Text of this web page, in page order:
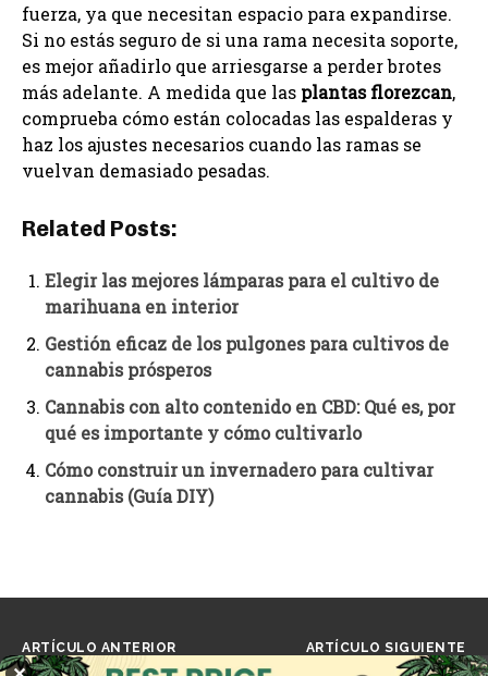
fuerza, ya que necesitan espacio para expandirse.
Si no estás seguro de si una rama necesita soporte,
es mejor añadirlo que arriesgarse a perder brotes
más adelante. A medida que las plantas florezcan,
comprueba cómo están colocadas las espalderas y
haz los ajustes necesarios cuando las ramas se
vuelvan demasiado pesadas.
Related Posts:
Elegir las mejores lámparas para el cultivo de
marihuana en interior
Gestión eficaz de los pulgones para cultivos de
cannabis prósperos
Cannabis con alto contenido en CBD: Qué es, por
qué es importante y cómo cultivarlo
Cómo construir un invernadero para cultivar
cannabis (Guía DIY)
ARTÍCULO ANTERIOR
Zamnesia Reseña 2025:
ARTÍCULO SIGUIENTE
Explicación de las